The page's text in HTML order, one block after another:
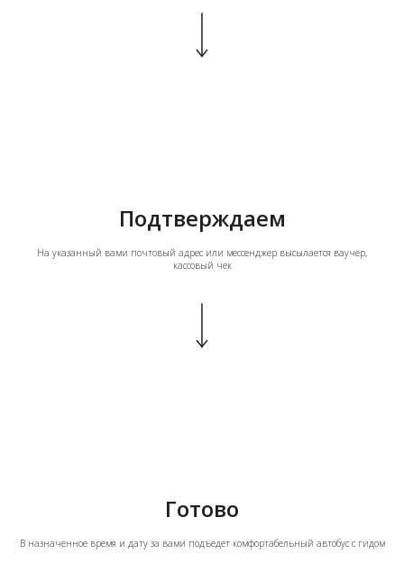
Подтверждаем
На указанный вами почтовый адрес или мессенджер высылается ваучер,
кассовый чек
Готово
В назначенное время и дату за вами подъедет комфортабельный автобус с гидом